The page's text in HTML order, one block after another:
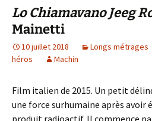
Lo Chiamavano Jeeg
Mainetti
10 juillet 2018 Longs métrages
héros
Machin
Film italien de 2015. Un petit
une force surhumaine après avoir
produit radioactif. Il commence